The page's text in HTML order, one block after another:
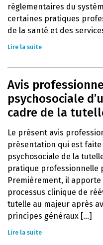
réglementaires du
certaines pratiques
de la santé et des
Lire la suite
Avis
psychosociale
cadre de la
Le présent avis
présentation qui est
psychosociale de la
pratique professionnelle
Premièrement, il
processus clinique de
tutelle au majeur après
principes généraux [...]
Lire la suite